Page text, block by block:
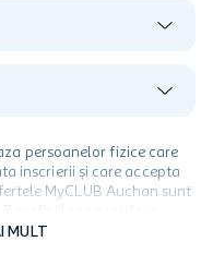
persoanelor fizice care
inscrierii și care accepta
MyCLUB Auchan sunt
se acorda in
data in perioada promotiei.
MULT